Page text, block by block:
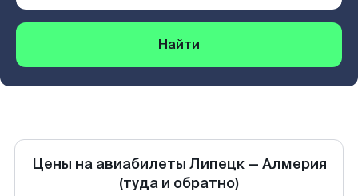
Найти
Цены на авиабилеты Липецк— Алмерия
(туда и обратно)